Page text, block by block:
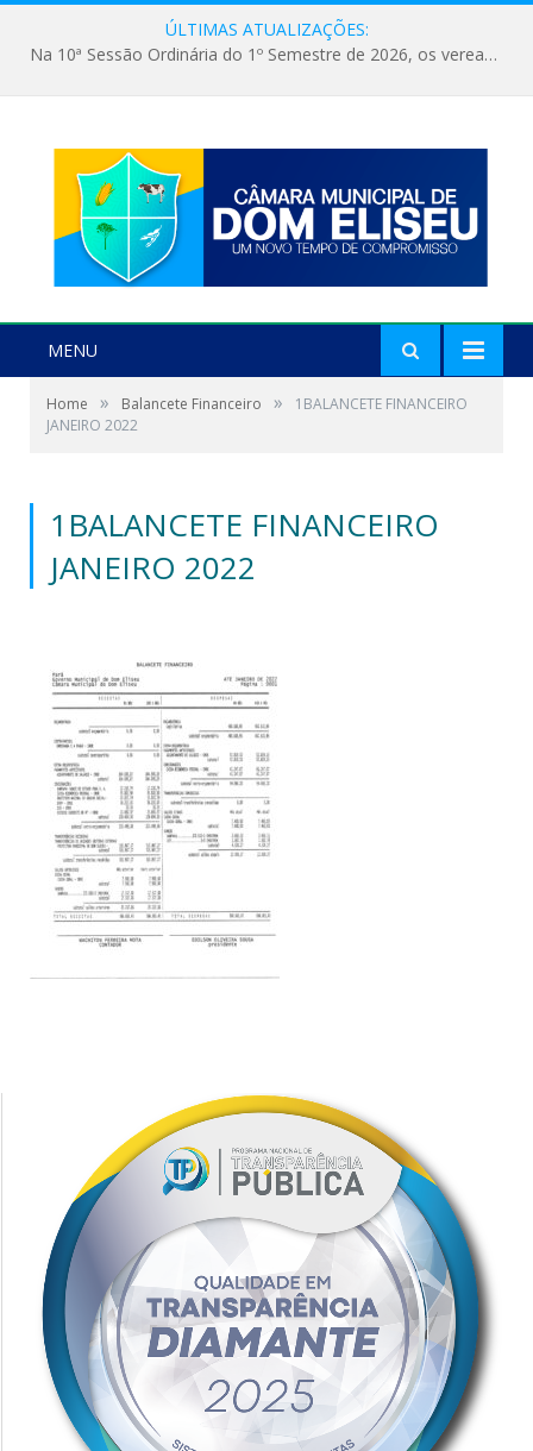
ÚLTIMAS ATUALIZAÇÕES:
Na 10ª Sessão Ordinária do 1º Semestre de 2026, os vereadores receberam a nova comandante do 51º Batalhão de Polícia Militar, a Major Alessandra Lopes Leal Bandeira. A visita institucional proporcionou a apresentação da oficial aos parlamentares e reforçou o compromisso de cooperação entre a Polícia Militar e o Poder Legislativo em prol da segurança da população.
MENU
Home » Balancete Financeiro »
1BALANCETE FINANCEIRO
JANEIRO 2022
1BALANCETE FINANCEIRO
JANEIRO 2022